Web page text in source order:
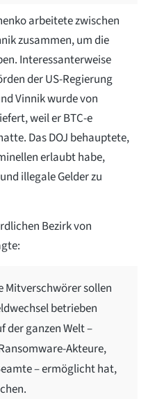
arbeitete zwischen
zusammen, um die
Interessanterweise
der US-Regierung
Vinnik wurde von
weil er BTC-e
Das DOJ behauptete,
erlaubt habe,
illegale Gelder zu
Bezirk von
Mitverschwörer sollen
betrieben
der ganzen Welt –
Akteure,
– ermöglicht hat,